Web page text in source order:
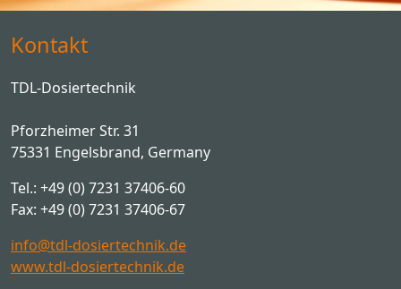
Kontakt
TDL-Dosiertechnik
Pforzheimer Str. 31
75331 Engelsbrand, Germany
Tel.: +49 (0) 7231 37406-60
Fax: +49 (0) 7231 37406-67
info@tdl-dosiertechnik.de
www.tdl-dosiertechnik.de